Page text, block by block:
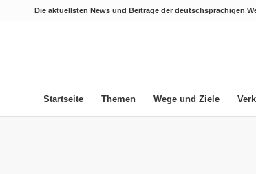
Die aktuellsten News und Beiträge der deutschsprachigen
Startseite Themen Wege und Ziele